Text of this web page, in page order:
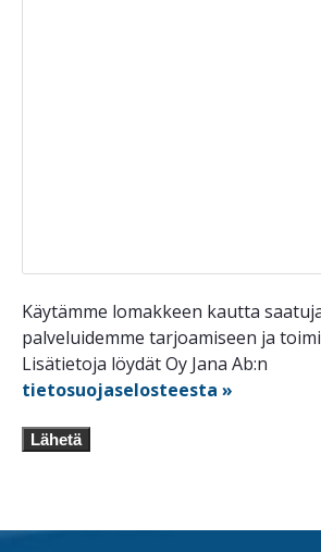
Käytämme lomakkeen kautta
palveluidemme tarjoamiseen ja
Lisätietoja löydät Oy Jana Ab:n
tietosuojaselosteesta »
Lähetä